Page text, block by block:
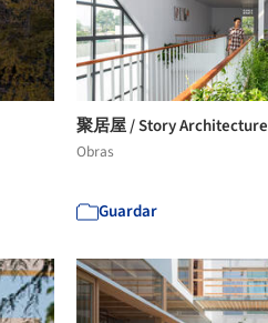
聚居屋 / Story Architecture
Obras
Guardar